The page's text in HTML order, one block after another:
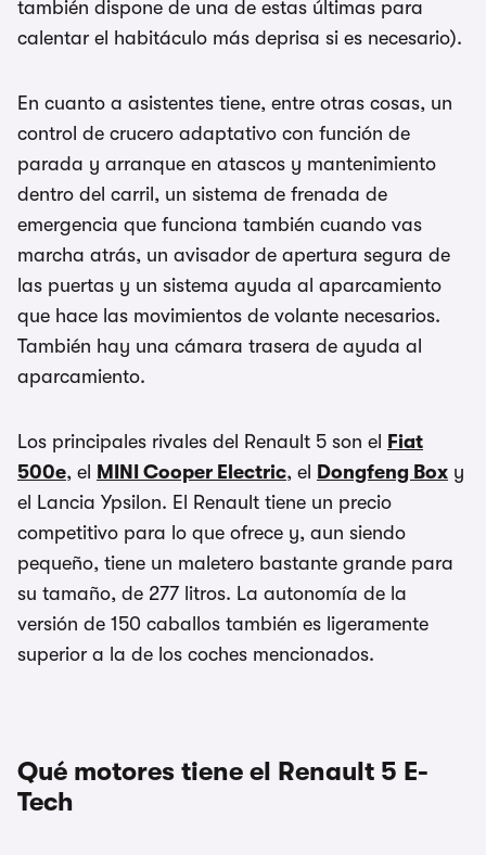
también dispone de una de estas últimas para
calentar el habitáculo más deprisa si es necesario).
En cuanto a asistentes tiene, entre otras cosas, un
control de crucero adaptativo con función de
parada y arranque en atascos y mantenimiento
dentro del carril, un sistema de frenada de
emergencia que funciona también cuando vas
marcha atrás, un avisador de apertura segura de
las puertas y un sistema ayuda al aparcamiento
que hace las movimientos de volante necesarios.
También hay una cámara trasera de ayuda al
aparcamiento.
Los principales rivales del Renault 5 son el
Fiat
500e, el MINI Cooper Electric, el Dongfeng Box y
el Lancia Ypsilon. El Renault tiene un precio
competitivo para lo que ofrece y, aun siendo
pequeño, tiene un maletero bastante grande para
su tamaño, de 277 litros. La autonomía de la
versión de 150 caballos también es ligeramente
superior a la de los coches mencionados.
Qué motores tiene el Renault 5 E-
Tech